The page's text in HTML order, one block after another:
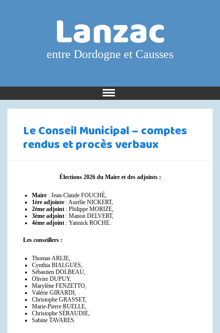
Lanzac
entre Dordogne et Causses
Le Conseil Municipal – comptes
rendus et procès verbaux
Élections 2026 du Maire et des adjoints :
Maire : Jean-Claude FOUCHÉ,
1ère adjointe : Aurélie NICKERT,
2ème adjoint : Philippe MORIZE,
3ème adjoint : Manon DELVERT,
4ème adjoint : Yannick ROCHE.
Les conseillers :
Thomas ARLIE,
Cynthia BIALGUES,
Sébastien DOLBEAU,
Olivier DUPUY,
Marylène FENZETTO,
Valérie GIRARDI,
Christophe GRASSET,
Marie-Pierre RUELLE,
Christophe SÉRAUDIE,
Sabine TAVARES.